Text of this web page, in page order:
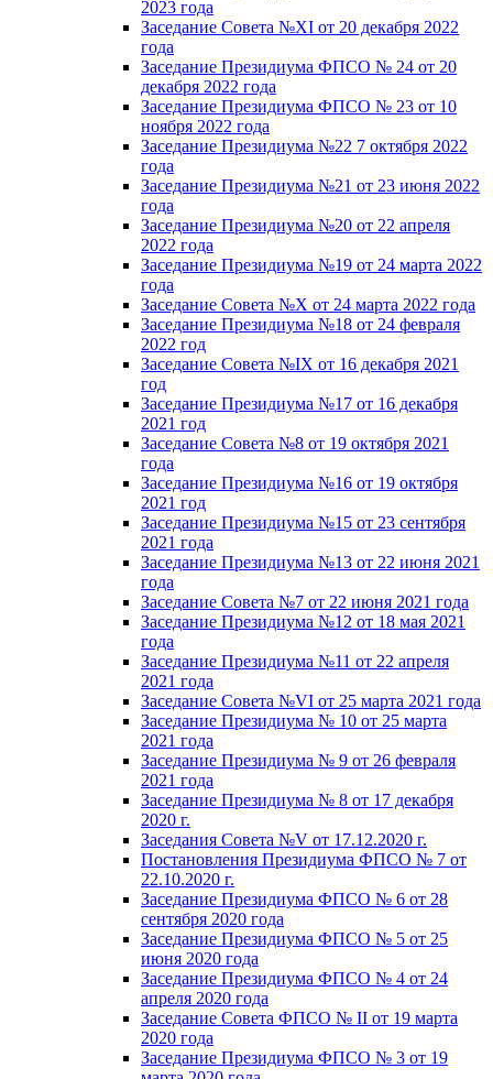
2023 года
Заседание Совета №XI от 20 декабря 2022
года
Заседание Президиума ФПСО № 24 от 20
декабря 2022 года
Заседание Президиума ФПСО № 23 от 10
ноября 2022 года
Заседание Президиума №22 7 октября 2022
года
Заседание Президиума №21 от 23 июня 2022
года
Заседание Президиума №20 от 22 апреля
2022 года
Заседание Президиума №19 от 24 марта 2022
года
Заседание Совета №X от 24 марта 2022 года
Заседание Президиума №18 от 24 февраля
2022 год
Заседание Совета №IX от 16 декабря 2021
год
Заседание Президиума №17 от 16 декабря
2021 год
Заседание Совета №8 от 19 октября 2021
года
Заседание Президиума №16 от 19 октября
2021 год
Заседание Президиума №15 от 23 сентября
2021 года
Заседание Президиума №13 от 22 июня 2021
года
Заседание Совета №7 от 22 июня 2021 года
Заседание Президиума №12 от 18 мая 2021
года
Заседание Президиума №11 от 22 апреля
2021 года
Заседание Совета №VI от 25 марта 2021 года
Заседание Президиума № 10 от 25 марта
2021 года
Заседание Президиума № 9 от 26 февраля
2021 года
Заседание Президиума № 8 от 17 декабря
2020 г.
Заседания Совета №V от 17.12.2020 г.
Постановления Президиума ФПСО № 7 от
22.10.2020 г.
Заседание Президиума ФПСО № 6 от 28
сентября 2020 года
Заседание Президиума ФПСО № 5 от 25
июня 2020 года
Заседание Президиума ФПСО № 4 от 24
апреля 2020 года
Заседание Совета ФПСО № II от 19 марта
2020 года
Заседание Президиума ФПСО № 3 от 19